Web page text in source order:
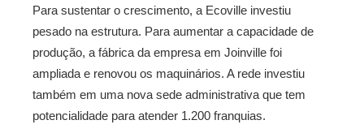
Para sustentar o crescimento, a Ecoville investiu
pesado na estrutura. Para aumentar a capacidade de
produção, a fábrica da empresa em Joinville foi
ampliada e renovou os maquinários. A rede investiu
também em uma nova sede administrativa que tem
potencialidade para atender 1.200 franquias.